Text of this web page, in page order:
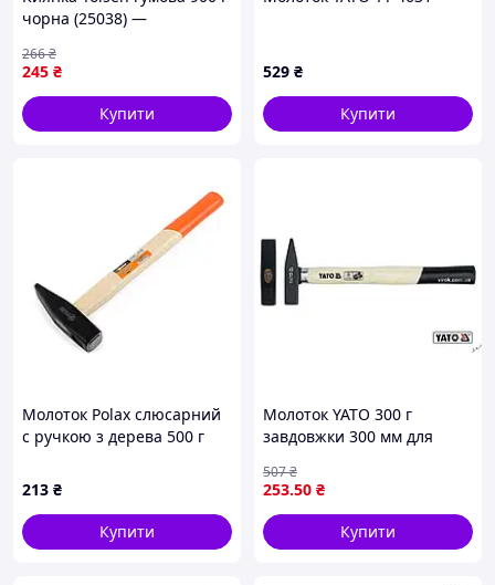
чорна (25038) —
245 ₴
266₴
Купити
529 ₴
Купити
Молоток Polax слюсарний
c ручкою з дерева 500 г
213 ₴
Купити
Молоток YATO 300 г
завдовжки 300 мм для
інструмент для
професіоналів
253.50 ₴
507₴
Купити